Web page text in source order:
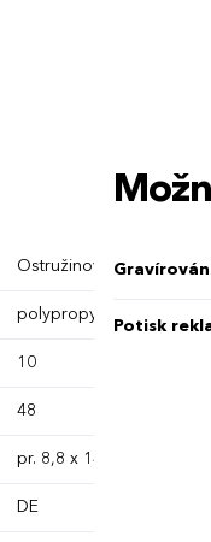
Ostružinová
polypropylen 100 %
10
48
pr. 8,8 x 14,3 cm
DE
Potisk